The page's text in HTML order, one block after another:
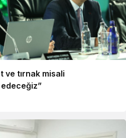
ve tırnak misali
edeceğiz”